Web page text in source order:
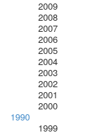
2009
2008
2007
2006
2005
2004
2003
2002
2001
2000
1990
1999